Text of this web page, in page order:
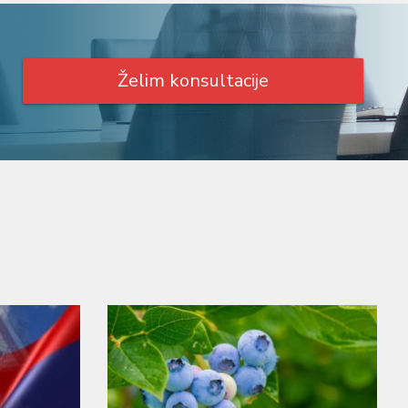
Želim konsultacije